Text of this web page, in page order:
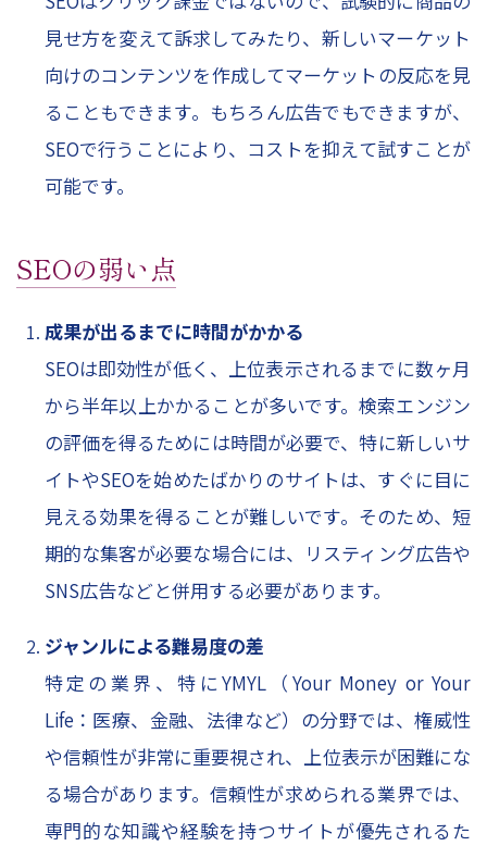
見せ方を変えて訴求してみたり、新しいマーケット
向けのコンテンツを作成してマーケットの反応を見
ることもできます。もちろん広告でもできますが、
SEOで行うことにより、コストを抑えて試すことが
可能です。
SEOの弱い点
成果が出るまでに時間がかかる
SEOは即効性が低く、上位表示されるまでに数ヶ月
から半年以上かかることが多いです。検索エンジン
の評価を得るためには時間が必要で、特に新しいサ
イトやSEOを始めたばかりのサイトは、すぐに目に
見える効果を得ることが難しいです。そのため、短
期的な集客が必要な場合には、リスティング広告や
SNS広告などと併用する必要があります。
ジャンルによる難易度の差
特定の業界、特にYMYL（Your Money or Your
Life：医療、金融、法律など）の分野では、権威性
や信頼性が非常に重要視され、上位表示が困難にな
る場合があります。信頼性が求められる業界では、
専門的な知識や経験を持つサイトが優先されるた